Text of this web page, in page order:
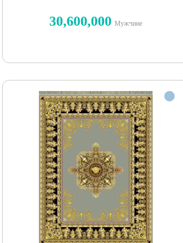
30,600,000 Мужчине